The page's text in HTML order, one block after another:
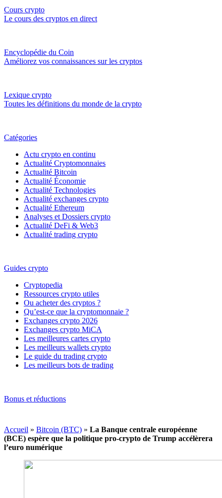
Cours crypto
Le cours des cryptos en direct
Encyclopédie du Coin
Améliorez vos connaissances sur les cryptos
Lexique crypto
Toutes les définitions du monde de la crypto
Catégories
Actu crypto en continu
Actualité Cryptomonnaies
Actualité Bitcoin
Actualité Économie
Actualité Technologies
Actualité exchanges crypto
Actualité Ethereum
Analyses et Dossiers crypto
Actualité DeFi & Web3
Actualité trading crypto
Guides crypto
Cryptopedia
Ressources crypto utiles
Ou acheter des cryptos ?
Qu’est-ce que la cryptomonnaie ?
Exchanges crypto 2026
Exchanges crypto MiCA
Les meilleures cartes crypto
Les meilleurs wallets crypto
Le guide du trading crypto
Les meilleurs bots de trading
Bonus et réductions
Accueil » Bitcoin (BTC) » La Banque centrale européenne
(BCE) espère que la politique pro-crypto de Trump accélèrera
l’euro numérique